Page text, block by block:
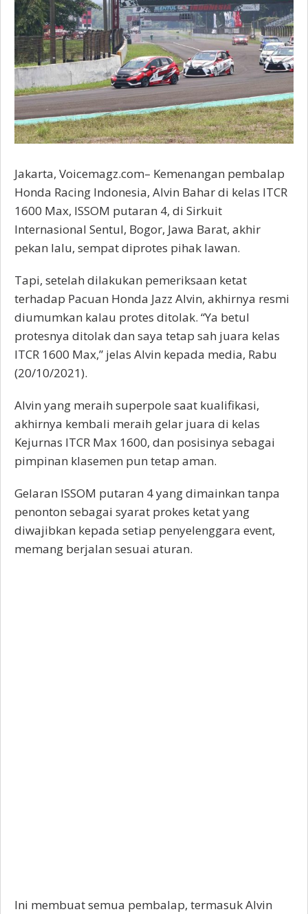
Jakarta, Voicemagz.com– Kemenangan pembalap
Honda Racing Indonesia, Alvin Bahar di kelas ITCR
1600 Max, ISSOM putaran 4, di Sirkuit
Internasional Sentul, Bogor, Jawa Barat, akhir
pekan lalu, sempat diprotes pihak lawan.
Tapi, setelah dilakukan pemeriksaan ketat
terhadap Pacuan Honda Jazz Alvin, akhirnya resmi
diumumkan kalau protes ditolak. “Ya betul
protesnya ditolak dan saya tetap sah juara kelas
ITCR 1600 Max,” jelas Alvin kepada media, Rabu
(20/10/2021).
Alvin yang meraih superpole saat kualifikasi,
akhirnya kembali meraih gelar juara di kelas
Kejurnas ITCR Max 1600, dan posisinya sebagai
pimpinan klasemen pun tetap aman.
Gelaran ISSOM putaran 4 yang dimainkan tanpa
penonton sebagai syarat prokes ketat yang
diwajibkan kepada setiap penyelenggara event,
memang berjalan sesuai aturan.
Ini membuat semua pembalap, termasuk Alvin